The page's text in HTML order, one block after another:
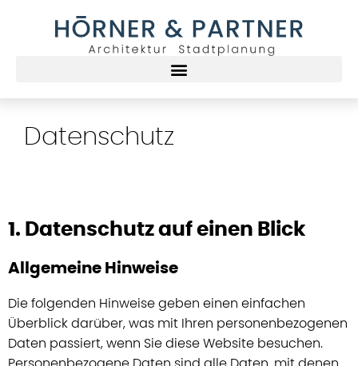
Datenschutz
1. Datenschutz auf einen Blick
Allgemeine Hinweise
Die folgenden Hinweise geben einen einfachen
Überblick darüber, was mit Ihren personenbezogenen
Daten passiert, wenn Sie diese Website besuchen.